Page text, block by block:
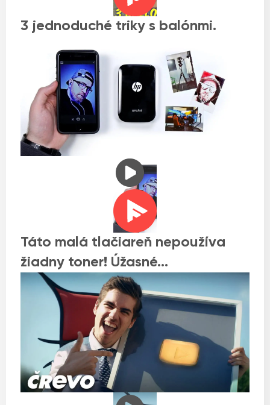
3 jednoduché triky s balónmi.
Táto malá tlačiareň nepoužíva
žiadny toner! Úžasné…